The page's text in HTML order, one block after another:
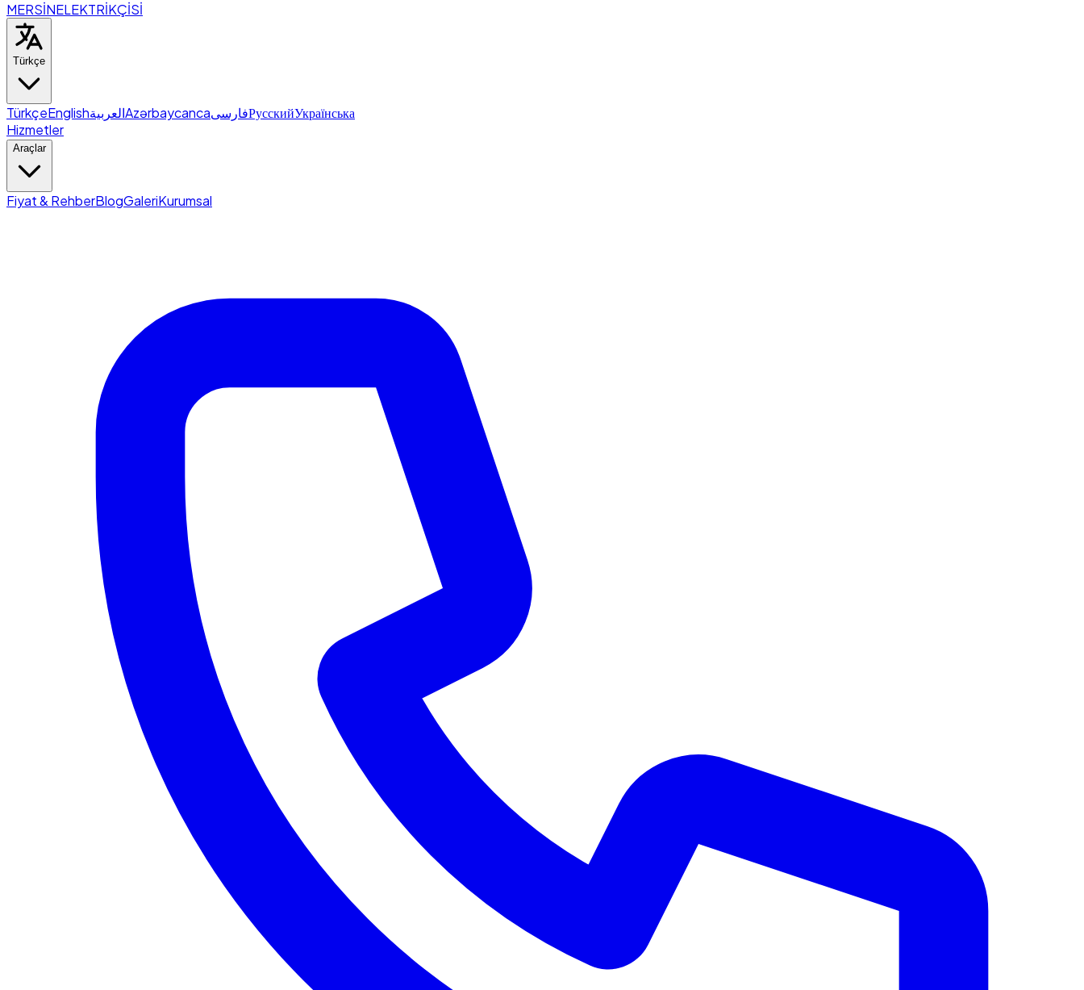
MERSİNELEKTRİKÇİSİ
Türkçe
TürkçeEnglishالعربيةAzərbaycancaفارسیРусскийУкраїнська
Hizmetler
Araçlar
Fiyat & RehberBlogGaleriKurumsal